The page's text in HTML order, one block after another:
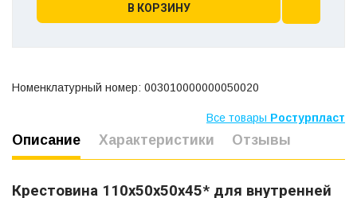
В КОРЗИНУ
Номенклатурный номер: 003010000000050020
Все товары Ростурпласт
Описание Характеристики Отзывы
Крестовина 110х50х50х45* для внутренней